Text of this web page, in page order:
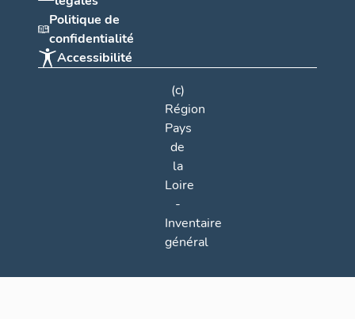
Politique de
confidentialité
Accessibilité
(c)
Région
Pays
de
la
Loire
-
Inventaire
général